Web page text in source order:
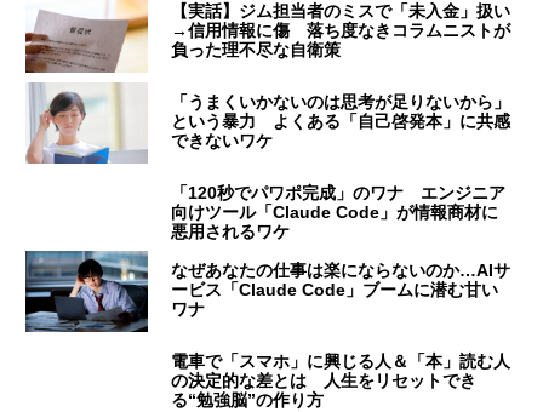
【実話】ジム担当者のミスで「未入金」扱い
→信用情報に傷 落ち度なきコラムニストが
負った理不尽な自衛策
「うまくいかないのは思考が足りないから」
という暴力 よくある「自己啓発本」に共感
できないワケ
「120秒でパワポ完成」のワナ エンジニア
向けツール「Claude Code」が情報商材に
悪用されるワケ
なぜあなたの仕事は楽にならないのか…AIサ
ービス「Claude Code」ブームに潜む甘い
ワナ
電車で「スマホ」に興じる人＆「本」読む人
の決定的な差とは 人生をリセットでき
る“勉強脳”の作り方